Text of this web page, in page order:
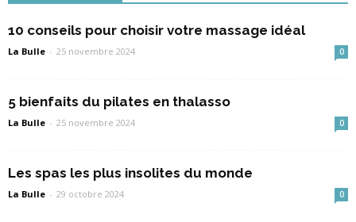
10 conseils pour choisir votre massage idéal
La Bulle - 25 novembre 2024 0
5 bienfaits du pilates en thalasso
La Bulle - 25 novembre 2024 0
Les spas les plus insolites du monde
La Bulle - 29 octobre 2024 0